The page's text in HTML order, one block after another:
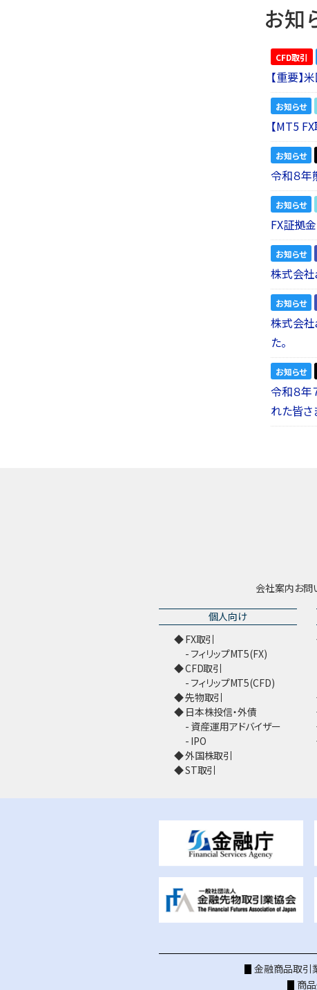
お知
CFD取引
【重要】
お知らせ
【MT5
お知らせ
令和８年
お知らせ
FX証拠
お知らせ
株式会社
お知らせ
株式会
た。
お知らせ
令和８年
れた皆さ
会社案内お問
個人向け
FX取引
フィリップMT5(FX)
CFD取引
フィリップMT5(CFD)
先物取引
日本株投信・外債
資産運用アドバイザー
IPO
外国株取引
ST取引
金融商品取引
商